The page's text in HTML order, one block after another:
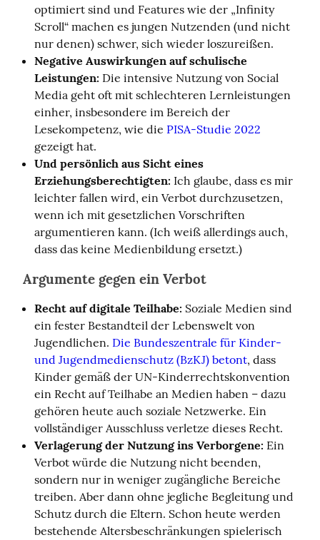
optimiert sind und Features wie der „Infinity
Scroll“ machen es jungen Nutzenden (und nicht
nur denen) schwer, sich wieder loszureißen.
Negative Auswirkungen auf schulische
Leistungen: Die intensive Nutzung von Social
Media geht oft mit schlechteren Lernleistungen
einher, insbesondere im Bereich der
Lesekompetenz, wie die PISA-Studie 2022
gezeigt hat.
Und persönlich aus Sicht eines
Erziehungsberechtigten: Ich glaube, dass es mir
leichter fallen wird, ein Verbot durchzusetzen,
wenn ich mit gesetzlichen Vorschriften
argumentieren kann. (Ich weiß allerdings auch,
dass das keine Medienbildung ersetzt.)
Argumente gegen ein Verbot
Recht auf digitale Teilhabe: Soziale Medien sind
ein fester Bestandteil der Lebenswelt von
Jugendlichen. Die Bundeszentrale für Kinder-
und Jugendmedienschutz (BzKJ) betont, dass
Kinder gemäß der UN-Kinderrechtskonvention
ein Recht auf Teilhabe an Medien haben – dazu
gehören heute auch soziale Netzwerke. Ein
vollständiger Ausschluss verletze dieses Recht.
Verlagerung der Nutzung ins Verborgene: Ein
Verbot würde die Nutzung nicht beenden,
sondern nur in weniger zugängliche Bereiche
treiben. Aber dann ohne jegliche Begleitung und
Schutz durch die Eltern. Schon heute werden
bestehende Altersbeschränkungen spielerisch